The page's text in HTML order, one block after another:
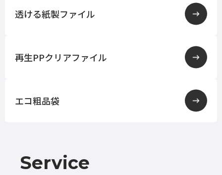
透ける紙製ファイル
再生PPクリアファイル
エコ粗品袋
Service